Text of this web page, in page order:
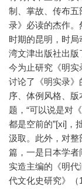
制、掌故、传布
录》必读的杰作。
时期的昆明，时
湾文津出版社出版
今为止研究《明实
讨论了《明实录
序、体例风格、
题，“可以说是对
都是空前的”[xi]，
汲取。此外，对
篇，一是日本学
实造主编的《明
代文化史研究》（